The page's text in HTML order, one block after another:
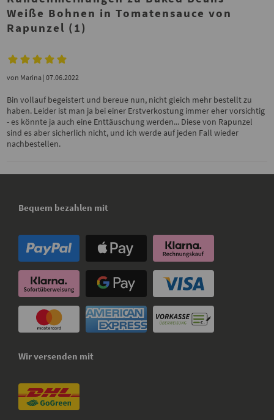
Weiße Bohnen in Tomatensauce von
Rapunzel (1)
von Marina | 07.06.2022
Bin vollauf begeistert und bereue nun, nicht gleich mehr bestellt zu
haben. Leider ist man ja bei einer Erstverkostung immer eher vorsichtig
- es könnte ja auch eine Enttäuschung werden... Diese von Rapunzel
sind es aber sicherlich nicht, und ich werde auf jeden Fall wieder
nachbestellen.
Bequem bezahlen mit
Wir versenden mit